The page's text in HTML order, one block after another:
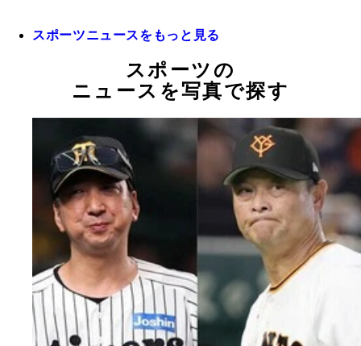
スポーツニュースをもっと見る
スポーツの
ニュースを写真で探す